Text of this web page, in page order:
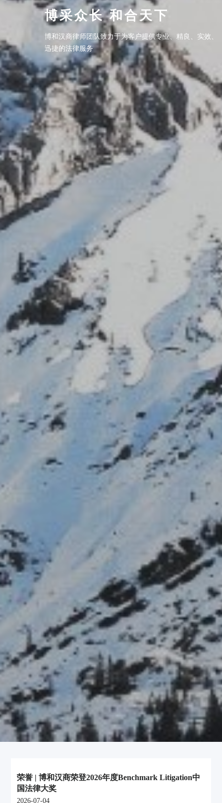
博采众长 和合天下
博和汉商律师团队致力于为客户提供专业、精良、实效、
迅捷的法律服务
荣誉 | 博和汉商荣登2026年度Benchmark Litigation中
国法律大奖
2026-07-04